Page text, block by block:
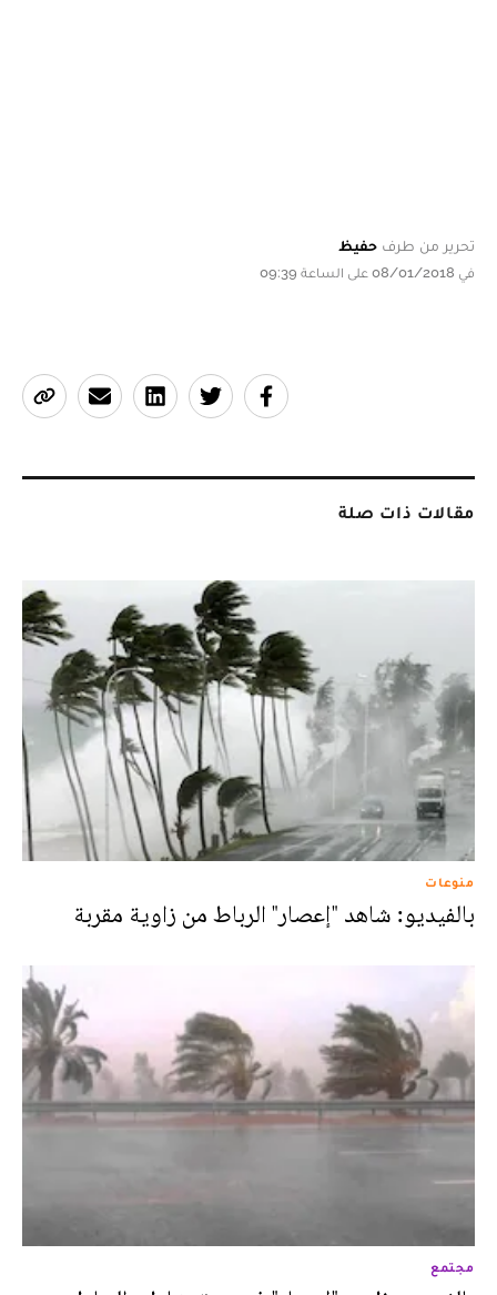
تحرير من طرف حفيظ
في 08/01/2018 على الساعة 09:39
مقالات ذات صلة
منوعات
بالفيديو: شاهد "إعصار" الرباط من زاوية مقربة
مجتمع